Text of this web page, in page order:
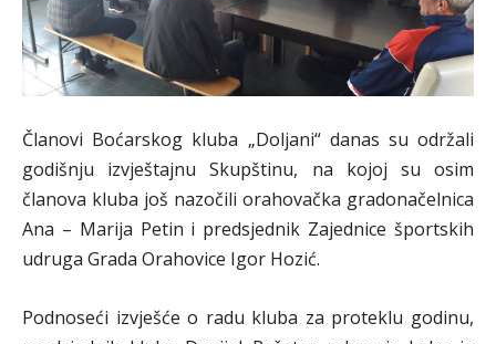
Članovi Boćarskog kluba „Doljani“ danas su održali
godišnju izvještajnu Skupštinu, na kojoj su osim
članova kluba još nazočili orahovačka gradonačelnica
Ana – Marija Petin i predsjednik Zajednice športskih
udruga Grada Orahovice Igor Hozić.
Podnoseći izvješće o radu kluba za proteklu godinu,